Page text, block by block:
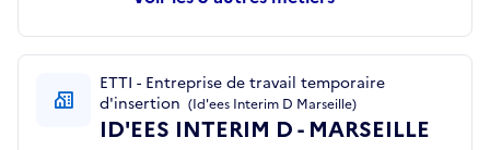
ETTI - Entreprise de travail temporaire
d'insertion (Id'ees Interim D Marseille)
ID'EES INTERIM D - MARSEILLE